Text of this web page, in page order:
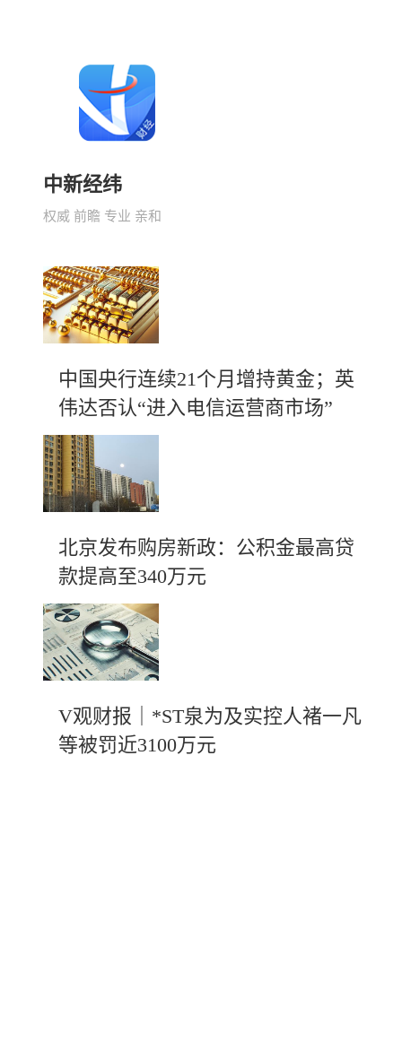
中新经纬
权威 前瞻 专业 亲和
中国央行连续21个月增持黄金；英
伟达否认“进入电信运营商市场”
北京发布购房新政：公积金最高贷
款提高至340万元
V观财报｜*ST泉为及实控人褚一凡
等被罚近3100万元